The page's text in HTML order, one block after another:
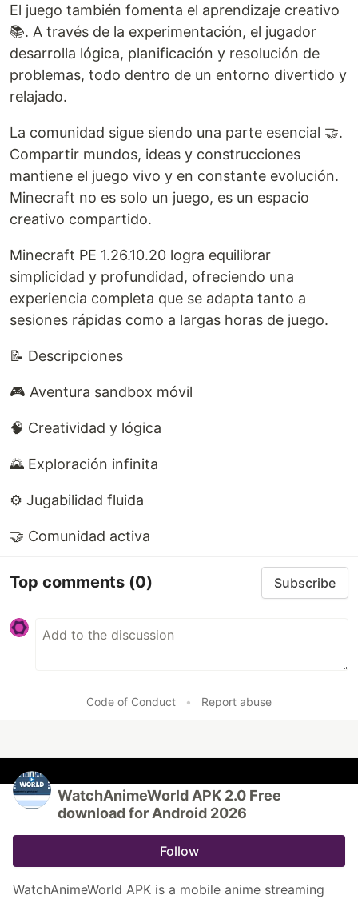
El juego también fomenta el aprendizaje creativo
📚. A través de la experimentación, el jugador
desarrolla lógica, planificación y resolución de
problemas, todo dentro de un entorno divertido y
relajado.
La comunidad sigue siendo una parte esencial 🤝.
Compartir mundos, ideas y construcciones
mantiene el juego vivo y en constante evolución.
Minecraft no es solo un juego, es un espacio
creativo compartido.
Minecraft PE 1.26.10.20 logra equilibrar
simplicidad y profundidad, ofreciendo una
experiencia completa que se adapta tanto a
sesiones rápidas como a largas horas de juego.
📝 Descripciones
🎮 Aventura sandbox móvil
🧠 Creatividad y lógica
🌄 Exploración infinita
⚙️ Jugabilidad fluida
🤝 Comunidad activa
Top comments (0) Subscribe
Code of Conduct • Report abuse
WatchAnimeWorld APK 2.0 Free
download for Android 2026
Follow
WatchAnimeWorld APK is a mobile anime streaming